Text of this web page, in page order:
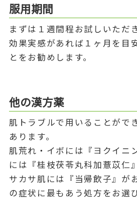
服用期間
まずは１週間程お試しいただき
効果実感があれば１ヶ月を目
とをお勧めします。
他の漢方薬
肌トラブルで用いることがで
あります。
肌荒れ・イボには『ヨクイニ
には『桂枝茯苓丸科加薏苡仁
サカサ肌には『当帰飲子』が
の症状に最もあう処方をお選